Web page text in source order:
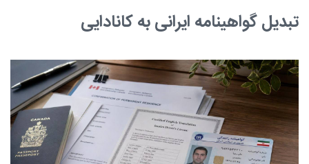
تبدیل گواهینامه ایرانی به کانادایی